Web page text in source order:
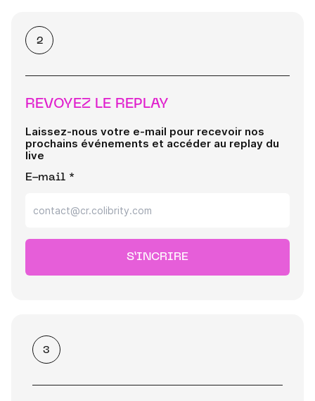
2
REVOYEZ LE REPLAY
Laissez-nous votre e-mail pour recevoir nos
prochains événements et accéder au replay du
live
E-mail *
S’INCRIRE
3